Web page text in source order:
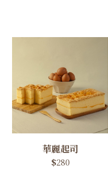
華麗起司
$280